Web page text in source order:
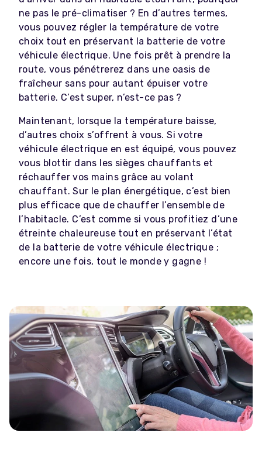
ne pas le pré-climatiser ? En d’autres termes,
vous pouvez régler la température de votre
choix tout en préservant la batterie de votre
véhicule électrique. Une fois prêt à prendre la
route, vous pénétrerez dans une oasis de
fraîcheur sans pour autant épuiser votre
batterie. C’est super, n’est-ce pas ?
Maintenant, lorsque la température baisse,
d’autres choix s’offrent à vous. Si votre
véhicule électrique en est équipé, vous pouvez
vous blottir dans les sièges chauffants et
réchauffer vos mains grâce au volant
chauffant. Sur le plan énergétique, c’est bien
plus efficace que de chauffer l’ensemble de
l’habitacle. C’est comme si vous profitiez d’une
étreinte chaleureuse tout en préservant l’état
de la batterie de votre véhicule électrique ;
encore une fois, tout le monde y gagne !